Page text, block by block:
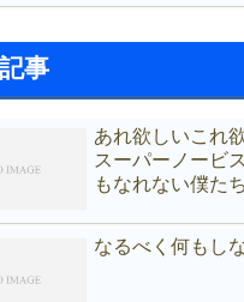
事
あれ欲しいこれ
スーパーノービ
もなれない僕たち
なるべく何もし